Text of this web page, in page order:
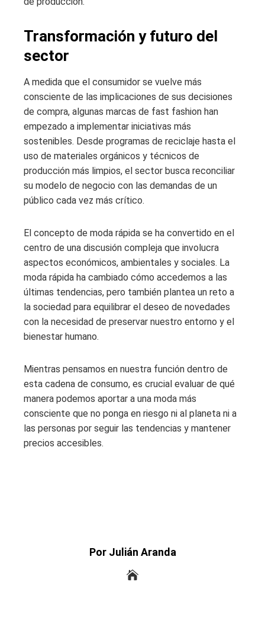
Transformación y futuro del
sector
A medida que el consumidor se vuelve más
consciente de las implicaciones de sus decisiones
de compra, algunas marcas de fast fashion han
empezado a implementar iniciativas más
sostenibles. Desde programas de reciclaje hasta el
uso de materiales orgánicos y técnicos de
producción más limpios, el sector busca reconciliar
su modelo de negocio con las demandas de un
público cada vez más crítico.
El concepto de moda rápida se ha convertido en el
centro de una discusión compleja que involucra
aspectos económicos, ambientales y sociales. La
moda rápida ha cambiado cómo accedemos a las
últimas tendencias, pero también plantea un reto a
la sociedad para equilibrar el deseo de novedades
con la necesidad de preservar nuestro entorno y el
bienestar humano.
Mientras pensamos en nuestra función dentro de
esta cadena de consumo, es crucial evaluar de qué
manera podemos aportar a una moda más
consciente que no ponga en riesgo ni al planeta ni a
las personas por seguir las tendencias y mantener
precios accesibles.
Por Julián Aranda